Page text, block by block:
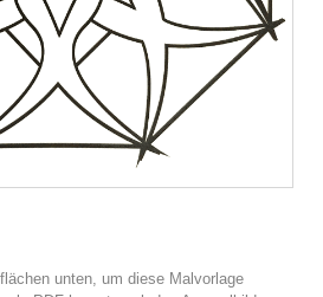
unten, um diese Malvorlage